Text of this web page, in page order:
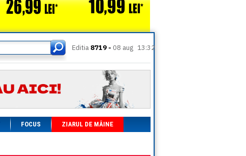
Editia 8719 - 08 aug 13:32
FOCUS ZIARUL DE MÂINE